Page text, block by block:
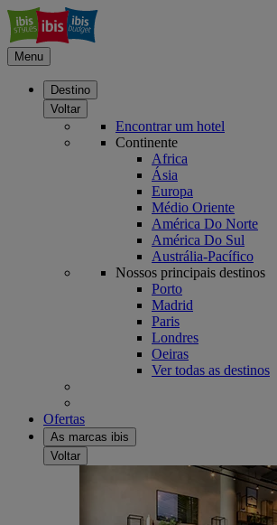
Menu
Destino
Voltar
Encontrar um hotel
Continente
Africa
Ásia
Europa
Médio Oriente
América Do Norte
América Do Sul
Austrália-Pacífico
Nossos principais destinos
Porto
Madrid
Paris
Londres
Oeiras
Ver todas as destinos
Ofertas
As marcas ibis
Voltar